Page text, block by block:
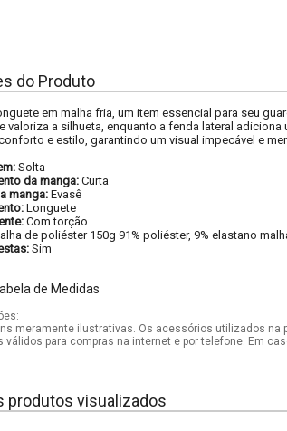
do Produto
em malha fria, um item essencial para seu
valoriza a silhueta, enquanto a fenda lateral
e estilo, garantindo um visual impecável e
Solta
da manga:Curta
manga: Evasê
Longuete
Com torção
de poliéster 150g 91% poliéster, 9% elastano
Sim
de Medidas
meramente ilustrativas. Os acessórios utilizados na
válidos para compras na internet e por telefone. Em
produtos visualizados